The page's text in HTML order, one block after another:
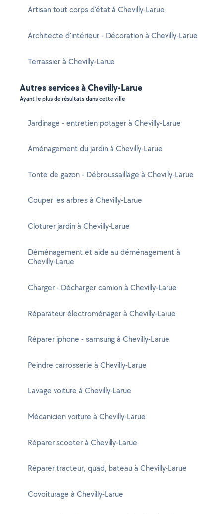
Artisan tout corps d'état à Chevilly-Larue
Architecte d'intérieur - Décoration à Chevilly-Larue
Terrassier à Chevilly-Larue
Autres services à Chevilly-Larue
Ayant le plus de résultats dans cette ville
Jardinage - entretien potager à Chevilly-Larue
Aménagement du jardin à Chevilly-Larue
Tonte de gazon - Débroussaillage à Chevilly-Larue
Couper les arbres à Chevilly-Larue
Cloturer jardin à Chevilly-Larue
Déménagement et aide au déménagement à
Chevilly-Larue
Charger - Décharger camion à Chevilly-Larue
Réparateur électroménager à Chevilly-Larue
Réparer iphone - samsung à Chevilly-Larue
Peindre carrosserie à Chevilly-Larue
Lavage voiture à Chevilly-Larue
Mécanicien voiture à Chevilly-Larue
Réparer scooter à Chevilly-Larue
Réparer tracteur, quad, bateau à Chevilly-Larue
Covoiturage à Chevilly-Larue